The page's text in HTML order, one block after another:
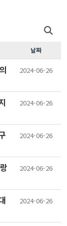
날짜
2024-06-26
2024-06-26
2024-06-26
2024-06-26
2024-06-26